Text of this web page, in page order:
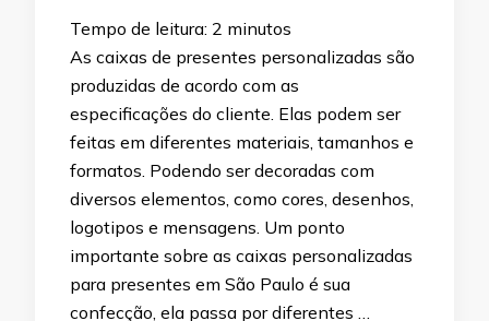
Tempo de leitura: 2 minutos
As caixas de presentes personalizadas são
produzidas de acordo com as
especificações do cliente. Elas podem ser
feitas em diferentes materiais, tamanhos e
formatos. Podendo ser decoradas com
diversos elementos, como cores, desenhos,
logotipos e mensagens. Um ponto
importante sobre as caixas personalizadas
para presentes em São Paulo é sua
confecção, ela passa por diferentes …